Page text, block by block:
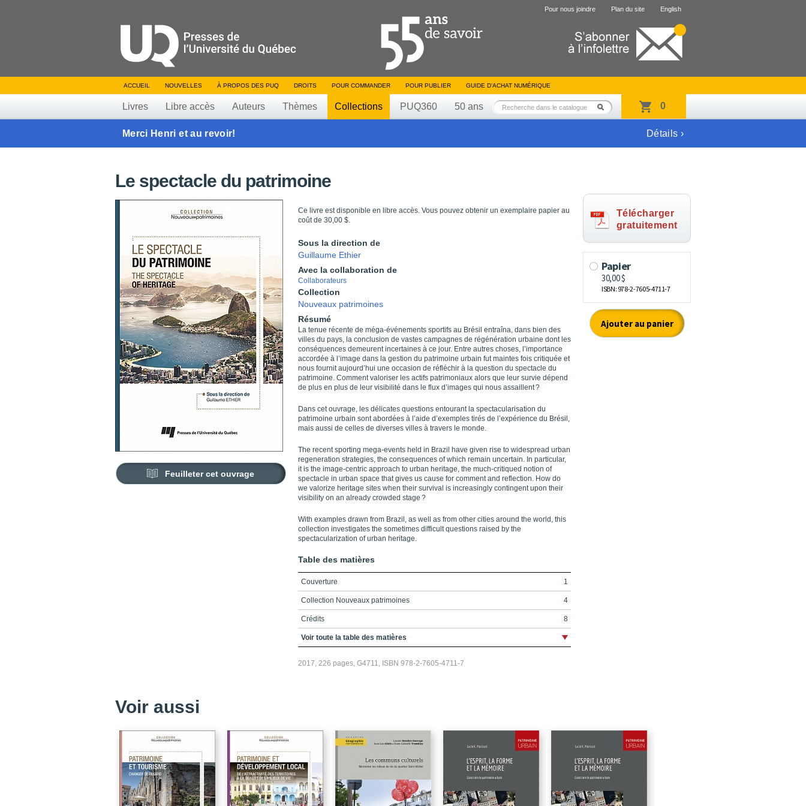
Pour nous joindre Plan du site English
ACCUEIL NOUVELLES À PROPOS DES PUQ DROITS POUR COMMANDER POUR PUBLIER GUIDE D’ACHAT NUMÉRIQUE
Livres Libre accès Auteurs Thèmes Collections PUQ360 50 ans 0
Merci Henri et au revoir! Détails ›
Le spectacle du patrimoine
Feuilleter cet ouvrage
Ce livre est disponible en libre accès. Vous pouvez obtenir un exemplaire papier au
coût de 30,00 $.
Sous la direction de
Guillaume Ethier
Avec la collaboration de
Collaborateurs
Collection
Nouveaux patrimoines
Résumé
La tenue récente de méga-événements sportifs au Brésil entraîna, dans bien des
villes du pays, la conclusion de vastes campagnes de régénération urbaine dont les
conséquences demeurent incertaines à ce jour. Entre autres choses, l’importance
accordée à l’image dans la gestion du patrimoine urbain fut maintes fois critiquée et
nous fournit aujourd’hui une occasion de réfléchir à la question du spectacle du
patrimoine. Comment valoriser les actifs patrimoniaux alors que leur survie dépend
de plus en plus de leur visibilité dans le flux d’images qui nous assaillent ?
Dans cet ouvrage, les délicates questions entourant la spectacularisation du
patrimoine urbain sont abordées à l’aide d’exemples tirés de l’expérience du Brésil,
mais aussi de celles de diverses villes à travers le monde.
The recent sporting mega-events held in Brazil have given rise to widespread urban
regeneration strategies, the consequences of which remain uncertain. In particular,
it is the image-centric approach to urban heritage, the much-critiqued notion of
spectacle in urban space that gives us cause for comment and reflection. How do
we valorize heritage sites when their survival is increasingly contingent upon their
visibility on an already crowded stage ?
With examples drawn from Brazil, as well as from other cities around the world, this
collection investigates the sometimes difficult questions raised by the
spectacularization of urban heritage.
Table des matières
Couverture 1
Collection Nouveaux patrimoines 4
Crédits 8
REMERCIEMENTS 9
Quatrième de couverture 228
Voir toute la table des matières
2017, 226 pages, G4711, ISBN 978-2-7605-4711-7
Télécharger
gratuitement
Voir aussi